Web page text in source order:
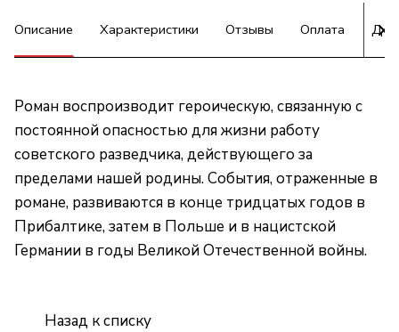
Описание Характеристики Отзывы Оплата
Роман воспроизводит героическую, связанную с
постоянной опасностью для жизни работу
советского разведчика, действующего за
пределами нашей родины. События, отраженные в
романе, развиваются в конце тридцатых годов в
Прибалтике, затем в Польше и в нацистской
Германии в годы Великой Отечественной войны.
Назад к списку